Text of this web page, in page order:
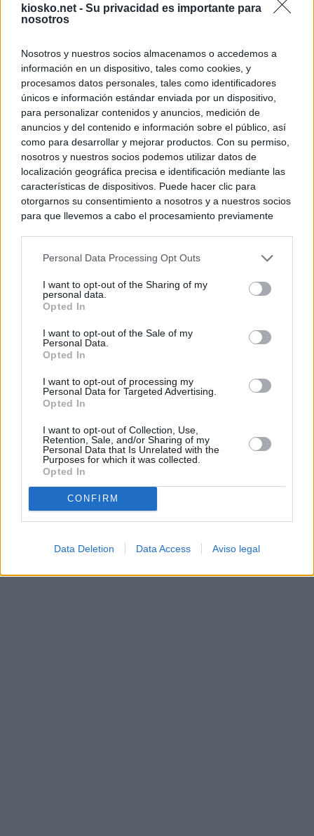
kiosko.net - Su privacidad es importante para
nosotros
Nosotros y nuestros socios almacenamos o accedemos a
información en un dispositivo, tales como cookies, y
procesamos datos personales, tales como identificadores
únicos e información estándar enviada por un dispositivo,
para personalizar contenidos y anuncios, medición de
anuncios y del contenido e información sobre el público, así
como para desarrollar y mejorar productos. Con su permiso,
nosotros y nuestros socios podemos utilizar datos de
localización geográfica precisa e identificación mediante las
características de dispositivos. Puede hacer clic para
otorgarnos su consentimiento a nosotros y a nuestros socios
para que llevemos a cabo el procesamiento previamente
negar su consentimiento. Tenga en cuenta que algún
de su consentimiento, pero usted tiene el derecho de
rechazar tal procesamiento. Sus preferencias se aplicarán
cualquier momento entrando de nuevo en este sitio web o
visitando nuestra política de privacidad.
Personal Data Processing Opt Outs
I want to opt-out of the Sharing of my
personal data.
Opted In
I want to opt-out of the Sale of my
Personal Data.
Opted In
I want to opt-out of processing my
Personal Data for Targeted Advertising.
Opted In
I want to opt-out of Collection, Use,
Retention, Sale, and/or Sharing of my
Personal Data that Is Unrelated with the
Purposes for which it was collected.
Opted In
CONFIRM
Data Deletion Data Access Aviso legal